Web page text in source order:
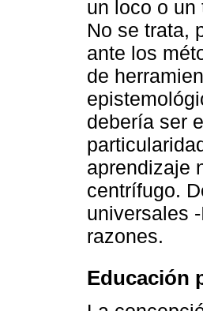
un loco o un
No se trata,
ante los
de
debería ser
aprendizaje
centrífugo.
universales
razones.
Educación